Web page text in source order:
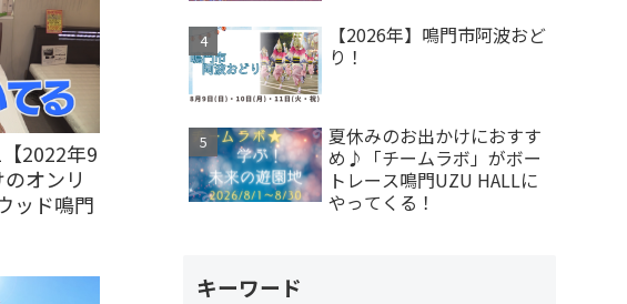
2022年9
オンリ
ッド鳴門
【2026年】鳴門市阿波おど
り！
夏休みのお出かけにおすす
め♪「チームラボ」がボー
トレース鳴門UZU HALLに
やってくる！
キーワード